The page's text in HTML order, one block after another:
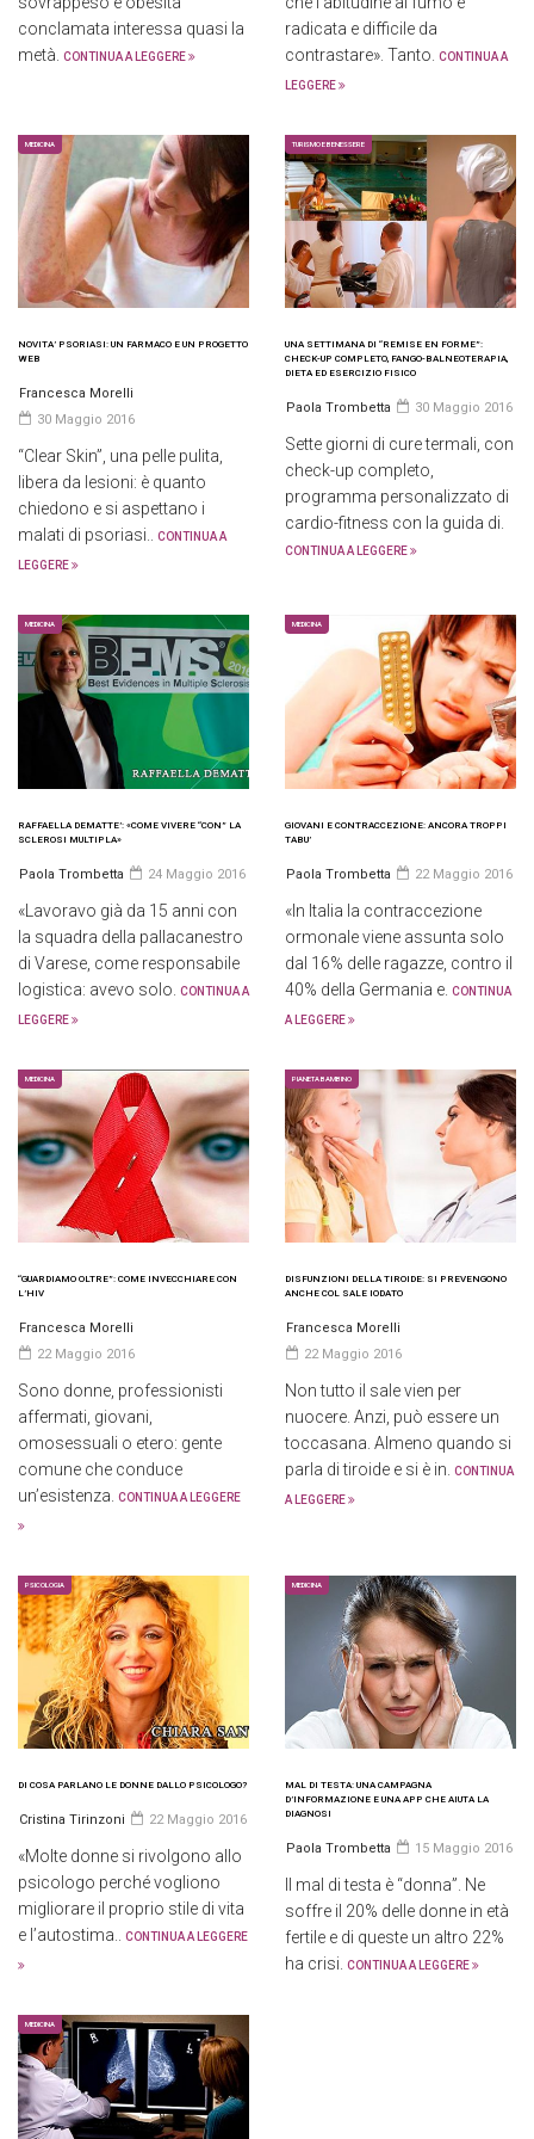
conclamata interessa quasi la
metà. CONTINUA A LEGGERE
radicata e difficile da
contrastare». Tanto. CONTINUA A
LEGGERE
MEDICINA
NOVITA’ PSORIASI: UN FARMACO E UN PROGETTO
WEB
Francesca Morelli
30 Maggio 2016
“Clear Skin”, una pelle pulita,
libera da lesioni: è quanto
chiedono e si aspettano i
malati di psoriasi.. CONTINUA A
LEGGERE
TURISMO E BENESSERE
UNA SETTIMANA DI “REMISE EN FORME”:
CHECK-UP COMPLETO, FANGO-BALNEOTERAPIA,
DIETA ED ESERCIZIO FISICO
Paola Trombetta 30 Maggio 2016
Sette giorni di cure termali, con
check-up completo,
programma personalizzato di
cardio-fitness con la guida di.
CONTINUA A LEGGERE
MEDICINA
RAFFAELLA DEMATTE’: «COME VIVERE “CON” LA
SCLEROSI MULTIPLA»
Paola Trombetta 24 Maggio 2016
«Lavoravo già da 15 anni con
la squadra della pallacanestro
di Varese, come responsabile
logistica: avevo solo.
CONTINUA A
LEGGERE
MEDICINA
GIOVANI E CONTRACCEZIONE: ANCORA TROPPI
TABU’
Paola Trombetta 22 Maggio 2016
«In Italia la contraccezione
ormonale viene assunta solo
dal 16% delle ragazze, contro il
40% della Germania e. CONTINUA
A LEGGERE
MEDICINA
“GUARDIAMO OLTRE”: COME INVECCHIARE CON
L’HIV
Francesca Morelli
22 Maggio 2016
Sono donne, professionisti
affermati, giovani,
omosessuali o etero: gente
comune che conduce
un’esistenza.
CONTINUA A LEGGERE
PIANETA BAMBINO
DISFUNZIONI DELLA TIROIDE: SI PREVENGONO
ANCHE COL SALE IODATO
Francesca Morelli
22 Maggio 2016
Non tutto il sale vien per
nuocere. Anzi, può essere un
toccasana. Almeno quando si
parla di tiroide e si è in.
CONTINUA
A LEGGERE
PSICOLOGIA
DI COSA PARLANO LE DONNE DALLO PSICOLOGO?
Cristina Tirinzoni 22 Maggio 2016
«Molte donne si rivolgono allo
psicologo perché vogliono
migliorare il proprio stile di vita
e l’autostima..
CONTINUA A LEGGERE
MEDICINA
MAL DI TESTA: UNA CAMPAGNA
D’INFORMAZIONE E UNA APP CHE AIUTA LA
DIAGNOSI
Paola Trombetta 15 Maggio 2016
Il mal di testa è “donna”. Ne
soffre il 20% delle donne in età
fertile e di queste un altro 22%
ha crisi.
CONTINUA A LEGGERE
MEDICINA